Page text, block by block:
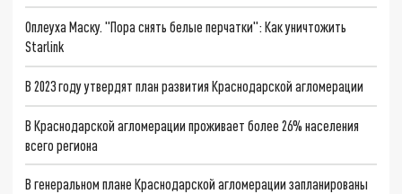
Оплеуха Маску. "Пора снять белые перчатки": Как уничтожить
Starlink
В 2023 году утвердят план развития Краснодарской агломерации
В Краснодарской агломерации проживает более 26% населения
всего региона
В генеральном плане Краснодарской агломерации запланированы